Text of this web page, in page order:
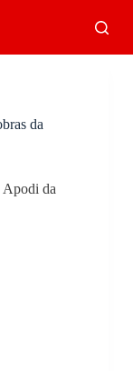
da
Apodi da